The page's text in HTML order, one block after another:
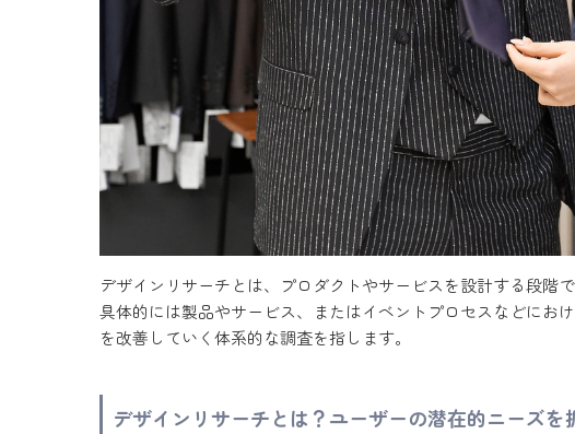
デザインリサーチとは、プロダクトやサービスを設計する段階
具体的には製品やサービス、またはイベントプロセスなどにお
を改善していく体系的な調査を指します。
デザインリサーチとは？ユーザーの潜在的ニーズを